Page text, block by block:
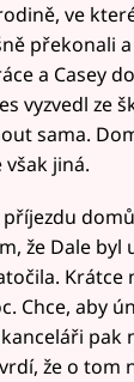
ve
překonali
a Casey
vyzvedl ze
sama.
jiná.
příjezdu
že Dale byl
Krátce
Chce, aby
pak
že o tom